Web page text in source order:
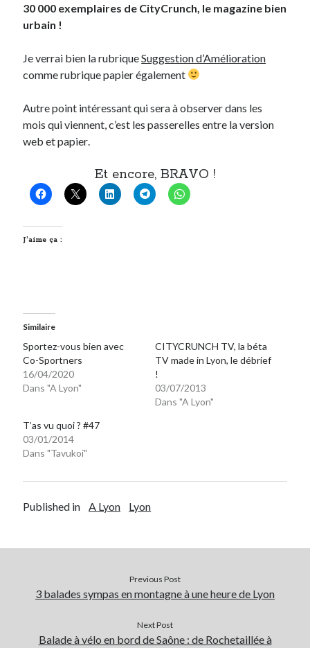
30 000 exemplaires de CityCrunch, le magazine bien
urbain !
Je verrai bien la rubriqueSuggestion d’Amélioration
comme rubrique papier également
Autre point intéressant qui sera à observer dans les
mois qui viennent, c’est les passerelles entre la version
web et papier
Et encore, BRAVO !
J’aime ça :
Similaire
Sportez-vous bien avec
Co-Sportners
16/04/2020
Dans "A Lyon"
CITYCRUNCH TV, la béta
TV made in Lyon, le débrief
!
03/07/2013
Dans "A Lyon"
T’as vu quoi ? #47
03/01/2014
Dans "Tavukoi"
Published in A Lyon Lyon
Previous Post
3 balades sympas en montagne à une heure de Lyon
Next Post
Balade à vélo en bord de Saône : de Rochetaillée à